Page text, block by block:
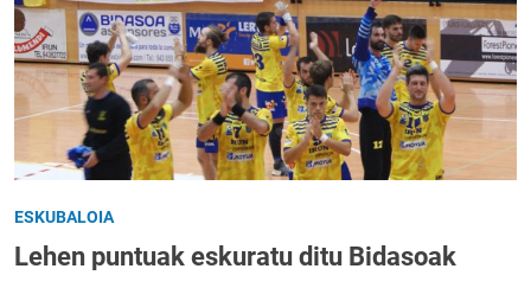
ESKUBALOIA
Lehen puntuak eskuratu ditu Bidasoak